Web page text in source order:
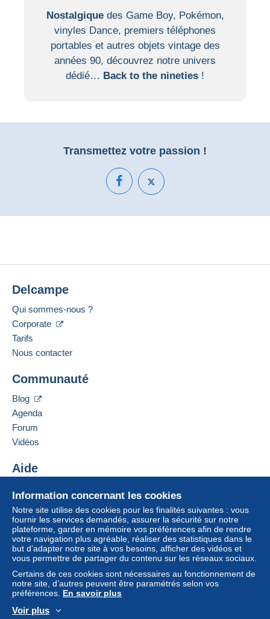
Nostalgiquedes Game Boy, Pokémon,
vinyles Dance, premiers téléphones
portables et autres objets vintage des
années 90, découvrez notre univers
dédié… Back to the nineties !
Transmettez votre passion !
Information concernant les cookies
Notre site utilise des cookies pour les finalités suivantes : vous
fournir les services demandés, assurer la sécurité sur notre
plateforme, garder en mémoire vos préférences afin de rendre
votre navigation plus agréable, réaliser des statistiques dans le
but d’adapter notre site à vos besoins, afficher des vidéos et
vous permettre de partager du contenu sur les réseaux sociaux.
Certains de ces cookies sont nécessaires au fonctionnement de
notre site, d’autres peuvent être paramétrés selon vos
préférences. En savoir plus
Voir plus
Delcampe
Qui sommes-nous ?
Corporate
Tarifs
Nous contacter
Communauté
Blog
Agenda
Forum
Vidéos
Aide
Acheter sur Delcampe
Vendre sur Delcampe
Un site sécurisé